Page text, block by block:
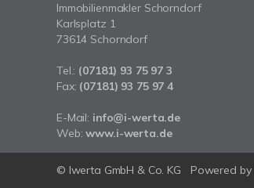
Immobilienmakler Schorndorf
Karlsplatz 1
73614 Schorndorf
Tel.: (07181) 93 75 97 3
Fax: (07181) 93 75 97 4
E-Mail: info@i-werta.de
Web:www.i-werta.de
© Iwerta GmbH & Co. KG Powered by